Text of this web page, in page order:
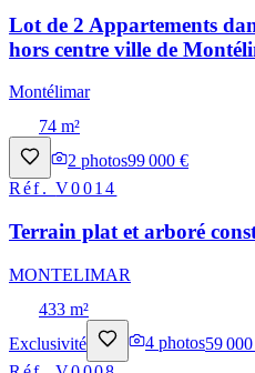
Lot de 2 Appartements
hors centre ville de
Montélimar
74 m²
2 photos99 000 €
Réf.V0014
Terrain plat et arboré
MONTELIMAR
433 m²
Exclusivité
4 photos59